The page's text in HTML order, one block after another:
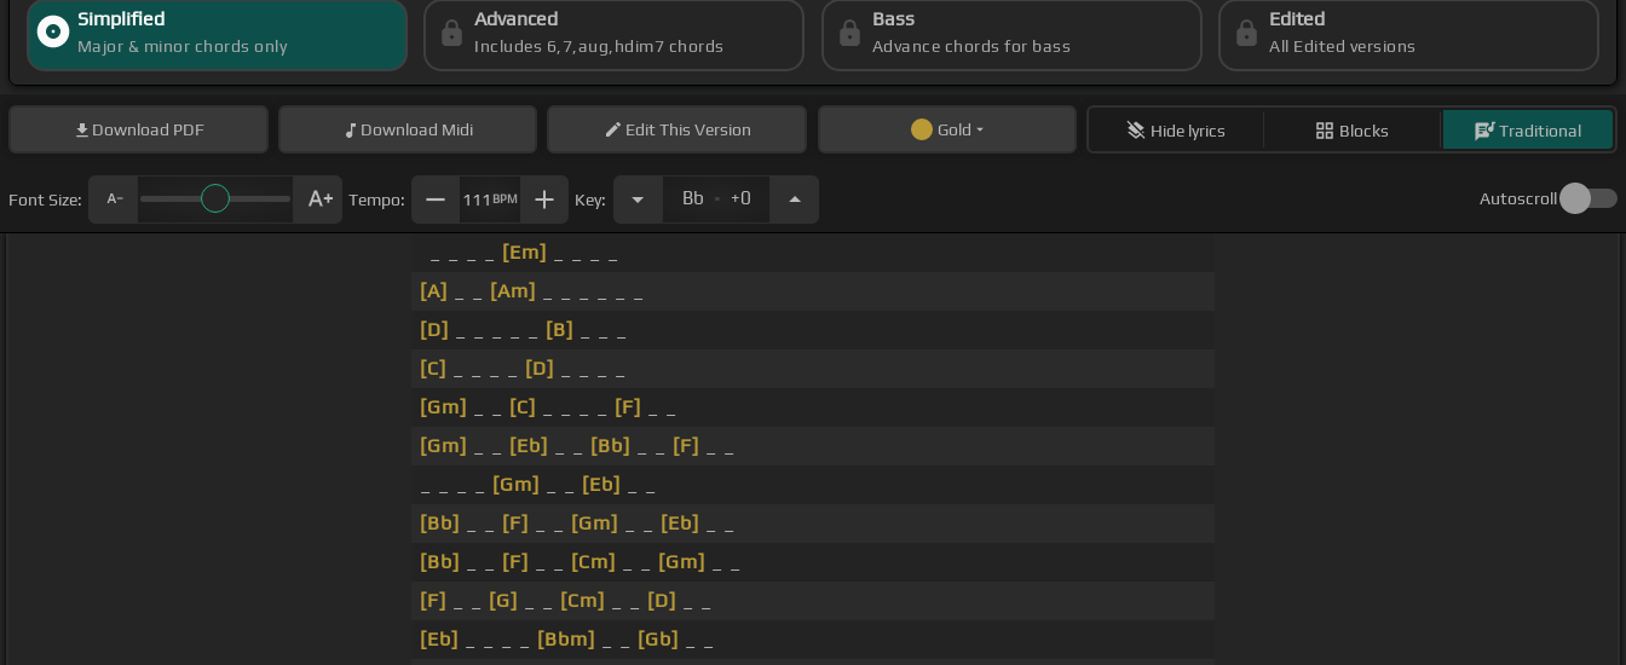
Simplified
Major & minor chords only
Advanced
Includes 6,7,aug,hdim7 chords
Bass
Advance chords for bass
Edited
All Edited versions
Download PDF Download Midi EditThis Version Gold Hide lyrics Blocks Traditional
Font Size: Tempo: 111 BPM Key: Bb . +0 Autoscroll
[Em]
[A]
[Am]
[D]
[B]
[C]
[D]
[Gm]
[C] [F]
[Gm]
[Eb] [Bb] [F]
[Gm] [Eb]
[Bb]
[F] [Gm] [Eb]
[Bb]
[F] [Cm] [Gm]
[F]
[G] [Cm] [D]
[Eb]
[Bbm] [Gb]